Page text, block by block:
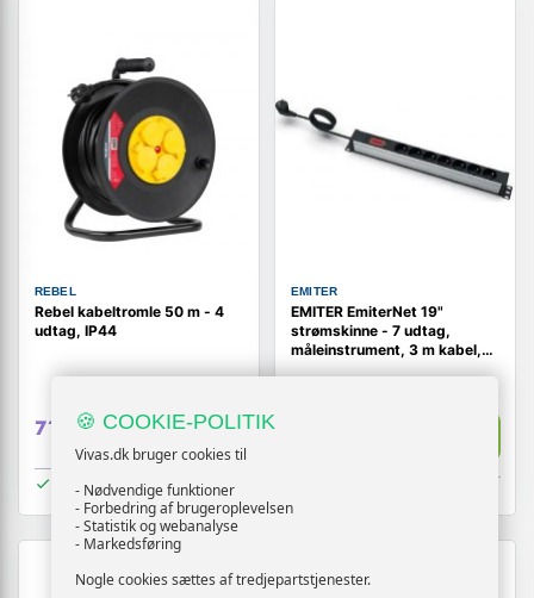
REBEL
Rebel kabeltromle 50 m - 4
udtag, IP44
719,- Vis
På lager
EMITER
EMITER EmiterNet 19"
strømskinne - 7 udtag,
måleinstrument, 3 m kabel,
NY
🍪 COOKIE-POLITIK
Vivas.dk bruger cookies til
- Nødvendige funktioner
- Forbedring af brugeroplevelsen
- Statistik og webanalyse
- Markedsføring
Nogle cookies sættes af tredjepartstjenester.